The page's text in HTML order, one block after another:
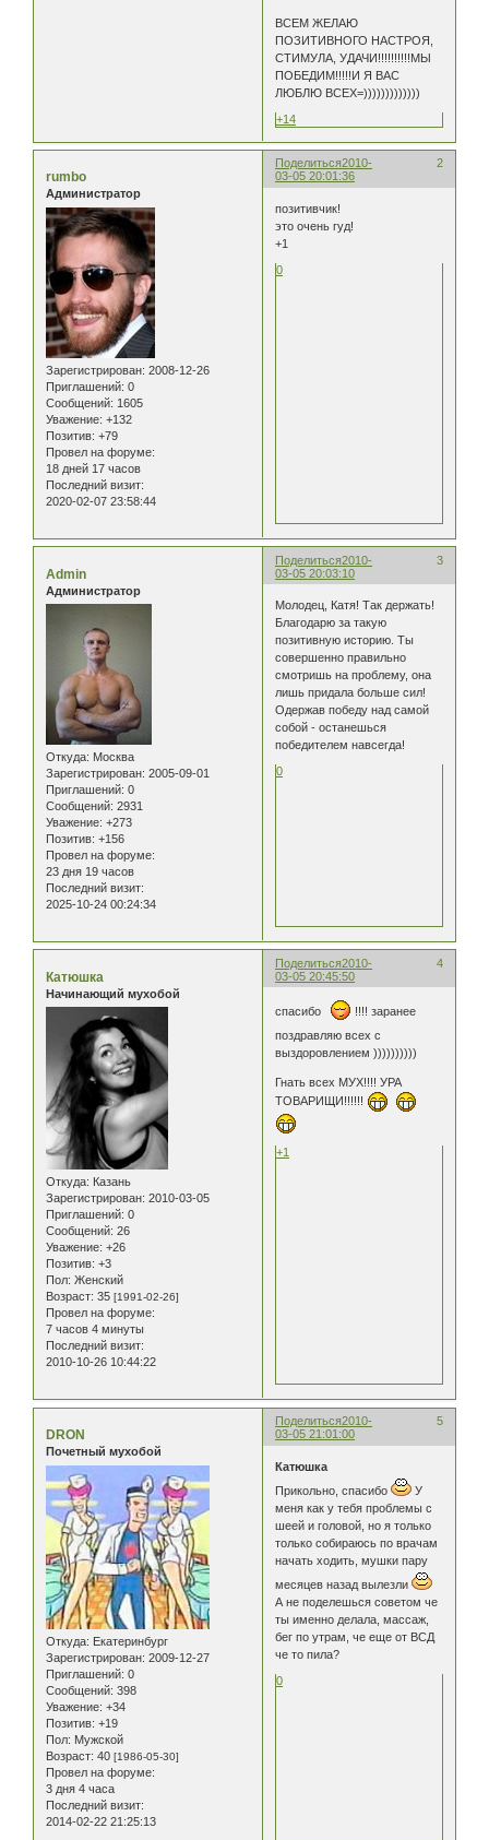
ВСЕМ ЖЕЛАЮ
ПОЗИТИВНОГО НАСТРОЯ,
СТИМУЛА, УДАЧИ!!!!!!!!!!МЫ
ПОБЕДИМ!!!!!И Я ВАС
ЛЮБЛЮ ВСЕХ=)))))))))))))
+14
Поделиться 2
2010-
03-05 20:01:36
rumbo
Администратор
Зарегистрирован: 2008-12-26
Приглашений: 0
Сообщений: 1605
Уважение: +132
Позитив: +79
Провел на форуме:
18 дней 17 часов
Последний визит:
2020-02-07 23:58:44
позитивчик!
это очень гуд!
+1
0
Поделиться 3
2010-
03-05 20:03:10
Admin
Администратор
Откуда: Москва
Зарегистрирован: 2005-09-01
Приглашений: 0
Сообщений: 2931
Уважение: +273
Позитив: +156
Провел на форуме:
23 дня 19 часов
Последний визит:
2025-10-24 00:24:34
Молодец, Катя! Так держать!
Благодарю за такую
позитивную историю. Ты
совершенно правильно
смотришь на проблему, она
лишь придала больше сил!
Одержав победу над самой
собой - останешься
победителем навсегда!
0
Поделиться 4
2010-
03-05 20:45:50
Катюшка
Начинающий мухобой
Откуда: Казань
Зарегистрирован: 2010-03-05
Приглашений: 0
Сообщений: 26
Уважение: +26
Позитив: +3
Пол: Женский
Возраст: 35 [1991-02-26]
Провел на форуме:
7 часов 4 минуты
Последний визит:
2010-10-26 10:44:22
спасибо
!!!! заранее
поздравляю всех с
выздоровлением ))))))))))
Гнать всех МУХ!!!! УРА
ТОВАРИЩИ!!!!!!
+1
Поделиться 5
2010-
03-05 21:01:00
DRON
Почетный мухобой
Откуда: Екатеринбург
Зарегистрирован: 2009-12-27
Приглашений: 0
Сообщений: 398
Уважение: +34
Позитив: +19
Пол: Мужской
Возраст: 40 [1986-05-30]
Провел на форуме:
3 дня 4 часа
Последний визит:
2014-02-22 21:25:13
Катюшка
Прикольно, спасибо
У
меня как у тебя проблемы с
шеей и головой, но я только
только собираюсь по врачам
начать ходить, мушки пару
месяцев назад вылезли
А не поделешься советом че
ты именно делала, массаж,
бег по утрам, че еще от ВСД
че то пила?
0